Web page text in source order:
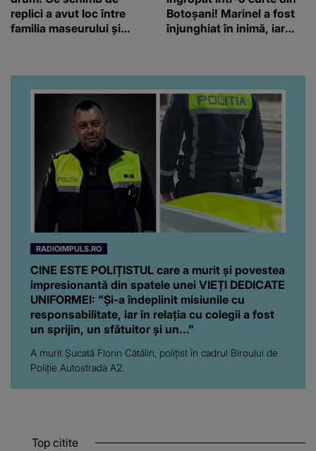
replici a avut loc între
familia maseurului și
obrazul.”
Botoșani! Marinel a fost
înjunghiat în inimă, iar
RADIOIMPULS.RO
CINE ESTE POLIȚISTUL care a murit și povestea
impresionantă din spatele unei VIEȚI DEDICATE
UNIFORMEI: "Și-a îndeplinit misiunile cu
responsabilitate, iar în relația cu colegii a fost
un sprijin, un sfătuitor și un..."
A murit Șucată Florin Cătălin, polițist în cadrul Biroului de
Poliție Autostrada A2.
Top citite